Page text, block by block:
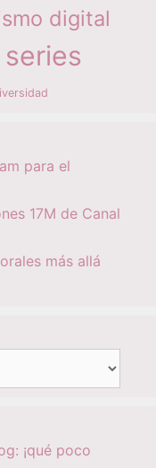
digital
series
para el
17M de Canal
más allá
¡qué poco